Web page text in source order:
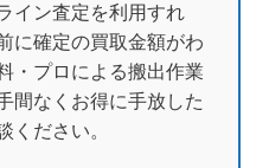
イン査定を利用すれ
に確定の買取金額がわ
・プロによる搬出作業
間なくお得に手放した
ください。